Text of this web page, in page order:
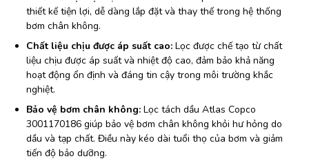
thiết kế tiện lợi, dễ dàng lắp đặt và thay thế trong hệ thống
bơm chân không.
Chất liệu chịu được áp suất cao: Lọc được chế tạo từ chất
liệu chịu được áp suất và nhiệt độ cao, đảm bảo khả năng
hoạt động ổn định và đáng tin cậy trong môi trường khắc
nghiệt.
Bảo vệ bơm chân không: Lọc tách dầu Atlas Copco
3001170186 giúp bảo vệ bơm chân không khỏi hư hỏng do
dầu và tạp chất. Điều này kéo dài tuổi thọ của bơm và giảm
tiến độ bảo dưỡng.